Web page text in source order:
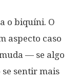
o biquíni. O
aspecto caso
— se algo
se sentir mais